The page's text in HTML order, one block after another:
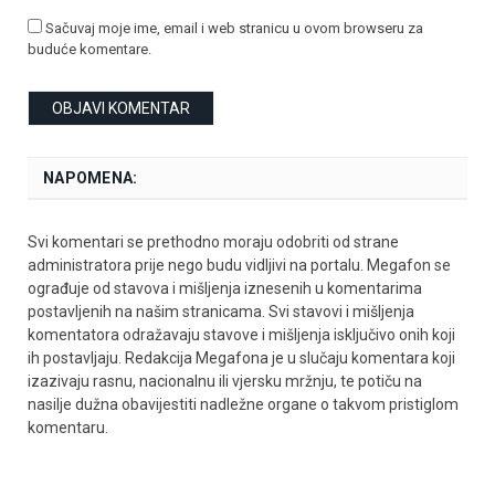
Sačuvaj moje ime, email i web stranicu u ovom browseru za
buduće komentare.
NAPOMENA:
Svi komentari se prethodno moraju odobriti od strane
administratora prije nego budu vidljivi na portalu. Megafon se
ograđuje od stavova i mišljenja iznesenih u komentarima
postavljenih na našim stranicama. Svi stavovi i mišljenja
komentatora odražavaju stavove i mišljenja isključivo onih koji
ih postavljaju. Redakcija Megafona je u slučaju komentara koji
izazivaju rasnu, nacionalnu ili vjersku mržnju, te potiču na
nasilje dužna obavijestiti nadležne organe o takvom pristiglom
komentaru.